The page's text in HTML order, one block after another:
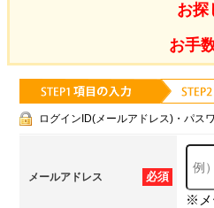
お探
お手
ログインID(メールアドレス)・パス
必須
メールアドレス
※メ